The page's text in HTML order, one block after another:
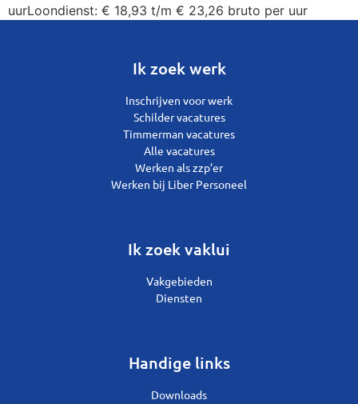
uurLoondienst: € 18,93 t/m € 23,26 bruto per uur
Ik zoek werk
Inschrijven voor werk
Schilder vacatures
Timmerman vacatures
Alle vacatures
Werken als zzp’er
Werken bij Liber Personeel
Ik zoek vaklui
Vakgebieden
Diensten
Handige links
Downloads